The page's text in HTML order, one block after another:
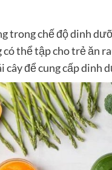
trong chế độ dinh
có thể tập cho trẻ ăn
để cung cấp dinh